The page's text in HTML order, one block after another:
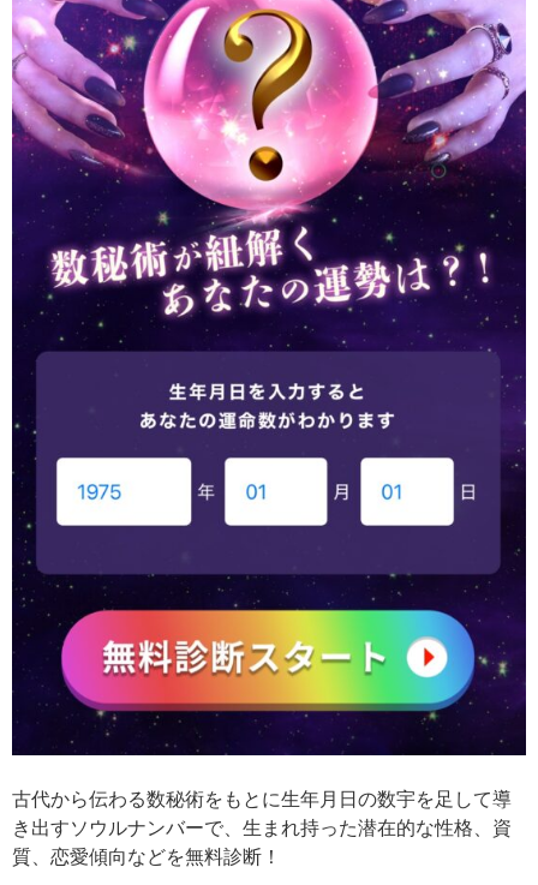
古代から伝わる数秘術をもとに生年月日の数宇を足して導
き出すソウルナンバーで、生まれ持った潜在的な性格、資
質、恋愛傾向などを無料診断！